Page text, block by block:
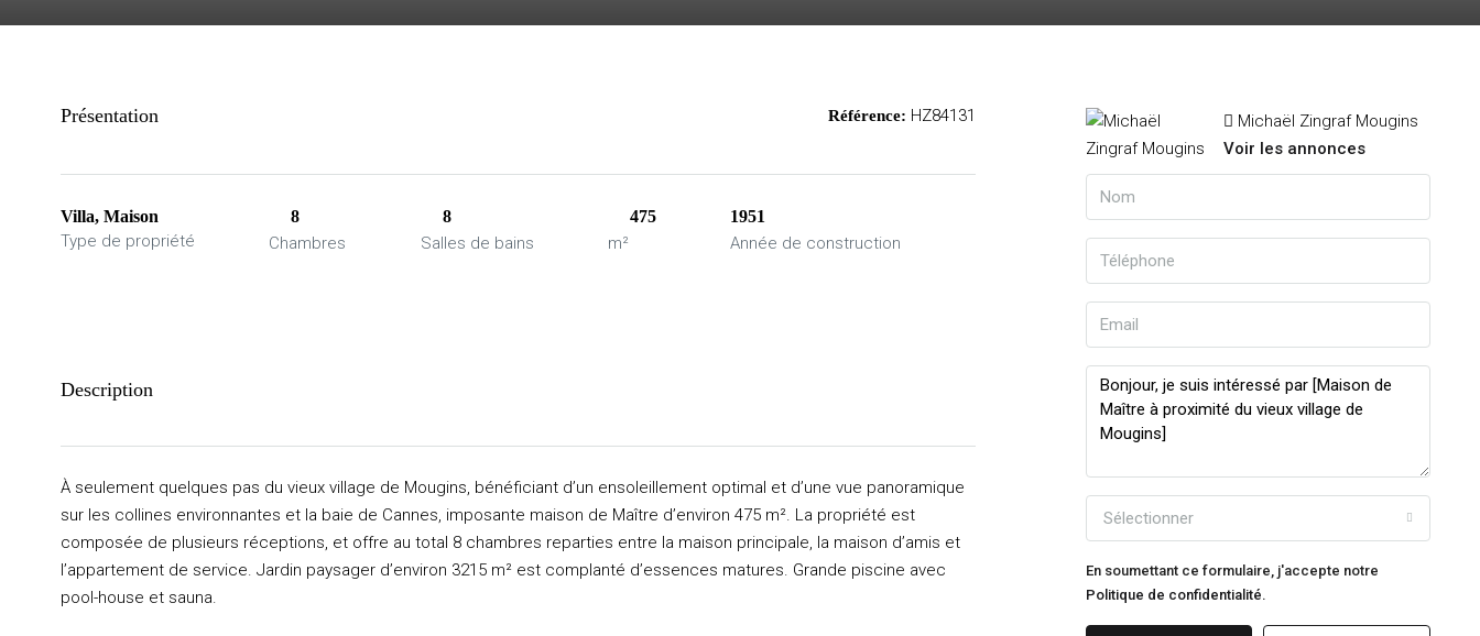
Présentation Référence: HZ84131
Villa, Maison
Type de propriété
8
Chambres
8
Salles de bains
475
m²
1951
Année de construction
Description
À seulement quelques pas du vieux village de Mougins, bénéficiant d’un ensoleillement optimal et d’une vue panoramique
sur les collines environnantes et la baie de Cannes, imposante maison de Maître d’environ 475 m². La propriété est
composée de plusieurs réceptions, et offre au total 8 chambres reparties entre la maison principale, la maison d’amis et
l’appartement de service. Jardin paysager d’environ 3215 m² est complanté d’essences matures. Grande piscine avec
pool-house et sauna.
Michaël Zingraf Mougins
Voir les annonces
Sélectionner
En soumettant ce formulaire, j'accepte notre
Politique de confidentialité.